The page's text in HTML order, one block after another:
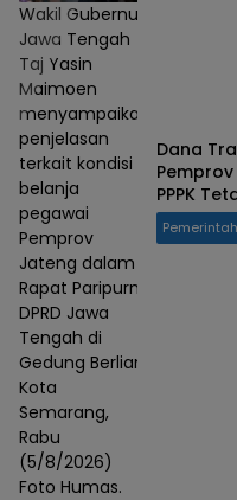
Wakil Gubernur
Jawa Tengah
Taj Yasin
Maimoen
menyampaikan
penjelasan
terkait kondisi
belanja
pegawai
Pemprov
Jateng dalam
Rapat Paripurna
DPRD Jawa
Tengah di
Gedung Berlian,
Kota
Semarang,
Rabu
(5/8/2026)
Foto Humas.
Dana
PPPK